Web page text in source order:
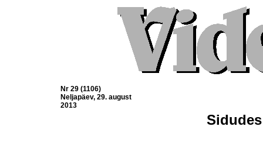
Nr 29 (1106)
Neljapäev, 29. august
2013